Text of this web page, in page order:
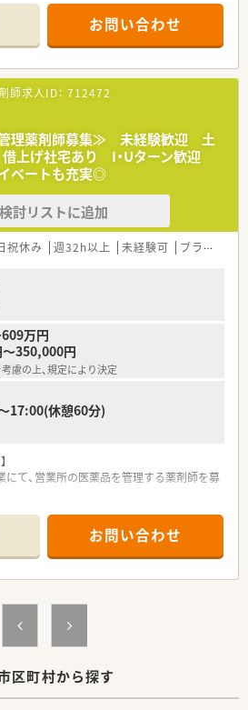
きたい方、全国転勤を避けたいがクリニッ
ど幅広く経験されたい方におすすめです。
おり、今後の成長性もある優良企業です。
でも、社長が毎年手書きのバースデーカー
トがあったり、社員を大事にしている姿勢は
も変わりません。
ャリアアップのために店舗異動なども可能
でなくエリアマネージャーや採用担当な
い」を応援してくれる社風です。
ージャーが在籍。お悩み相談や店舗間の
いるので、安心して働ける環境が整ってい
っかりしています。ご自身で決めた目標に
クを定期面談で実施。管理薬剤師、エリア
く、部長もこまめに現場を回って現場の声
。
お問い合わせ
師求人ID： 712472
管理薬剤師募集≫ 未経験歓迎 土
上げ社宅あり I・Uターン歓迎
ベートも充実◎
検討リストに追加
祝休み 週32h以上 未経験可 ブランク可
万円
350,000円
慮の上、規定により決定
17:00(休憩60分)
て、営業所の医薬品を管理する薬剤師を募
問いません、未経験の方も安心してご応募
。
ため、釜石の営業所で管理薬剤師として活躍
す。
わるため、周囲の人と連携を取って、変化
お問い合わせ
区町村から探す